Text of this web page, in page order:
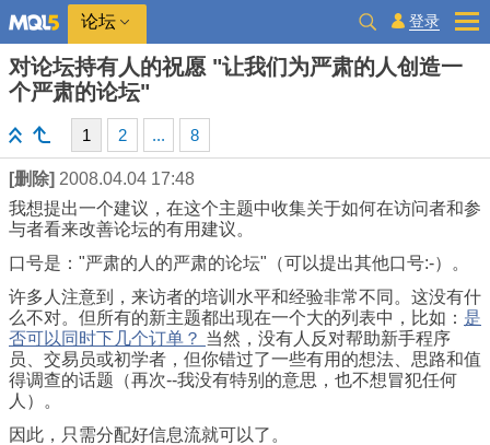
论坛 登录
对论坛持有人的祝愿 "让我们为严肃的人创造一
个严肃的论坛"
1 2 ... 8
[删除] 2008.04.04 17:48
我想提出一个建议，在这个主题中收集关于如何在访问者和参
与者看来改善论坛的有用建议。
口号是："严肃的人的严肃的论坛"（可以提出其他口号:-）。
许多人注意到，来访者的培训水平和经验非常不同。这没有什
么不对。但所有的新主题都出现在一个大的列表中，比如： 是
否可以同时下几个订单？ 当然，没有人反对帮助新手程序
员、交易员或初学者，但你错过了一些有用的想法、思路和值
得调查的话题（再次--我没有特别的意思，也不想冒犯任何
人）。
因此，只需分配好信息流就可以了。